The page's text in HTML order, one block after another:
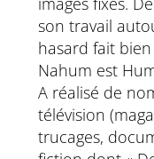
son travail
hasard fait bien
Nahum est
A réalisé de
télévision
trucages,